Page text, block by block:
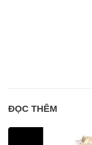
ĐỌC THÊM